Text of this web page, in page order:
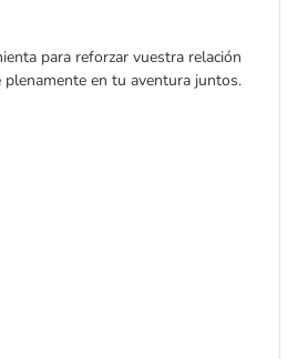
para reforzar vuestra relación
en tu aventura juntos.